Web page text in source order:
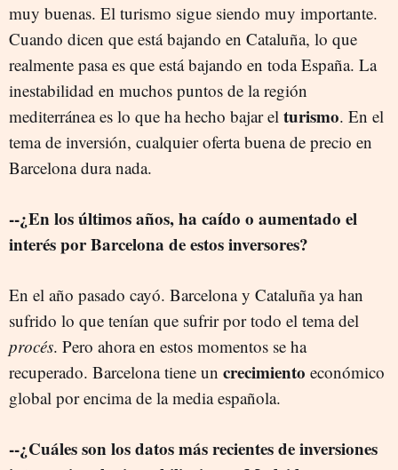
muy buenas. El turismo sigue siendo muy importante.
Cuando dicen que está bajando en Cataluña, lo que
realmente pasa es que está bajando en toda España. La
inestabilidad en muchos puntos de la región
mediterránea es lo que ha hecho bajar el turismo. En el
tema de inversión, cualquier oferta buena de precio en
Barcelona dura nada.
--¿En los últimos años, ha caído o aumentado el
interés por Barcelona de estos inversores?
En el año pasado cayó. Barcelona y Cataluña ya han
sufrido lo que tenían que sufrir por todo el tema del
procés. Pero ahora en estos momentos se ha
recuperado. Barcelona tiene un crecimiento económico
global por encima de la media española.
--¿Cuáles son los datos más recientes de inversiones